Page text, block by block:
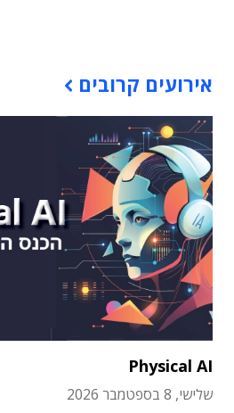
אירועים קרובים
Physical AI
שלישי, 8 בספטמבר 2026